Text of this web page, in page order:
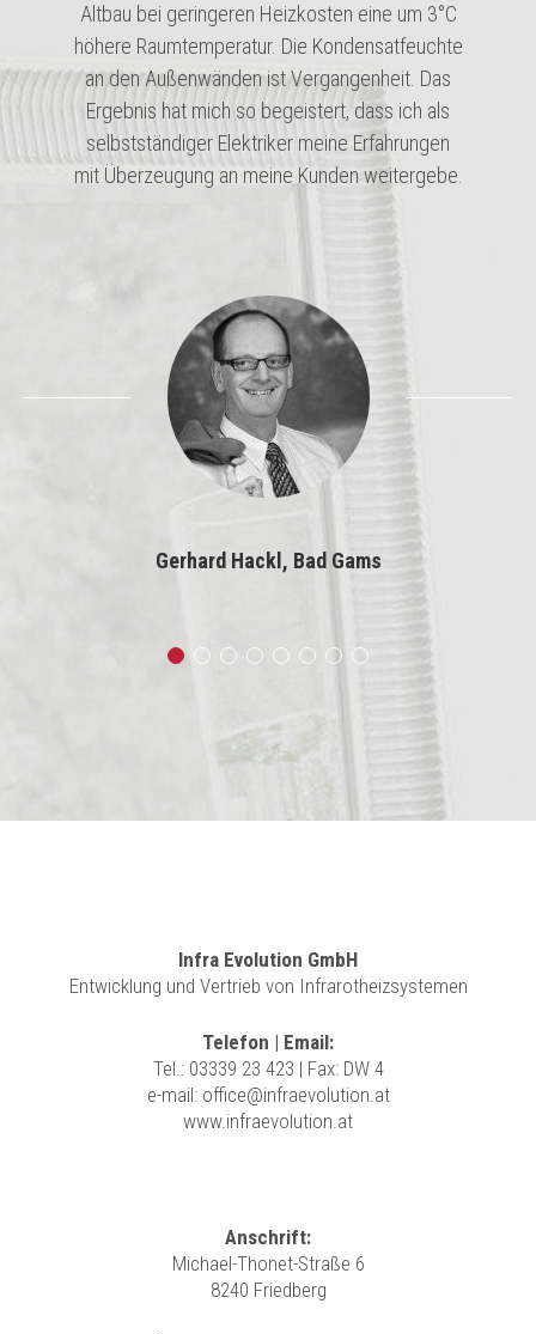
Altbau bei geringeren Heizkosten eine um 3°C
höhere Raumtemperatur. Die Kondensatfeuchte
an den Außenwänden ist Vergangenheit. Das
Ergebnis hat mich so begeistert, dass ich als
selbstständiger Elektriker meine Erfahrungen
mit Überzeugung an meine Kunden weitergebe.
Gerhard Hackl, Bad Gams
Infra Evolution GmbH
Entwicklung und Vertrieb von Infrarotheizsystemen
Telefon | Email:
Tel.: 03339 23 423 | Fax: DW 4
e-mail: office@infraevolution.at
www.infraevolution.at
Anschrift:
Michael-Thonet-Straße 6
8240 Friedberg